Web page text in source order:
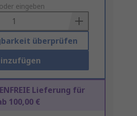
eingeben
überprüfen
Lieferung für
100,00 €